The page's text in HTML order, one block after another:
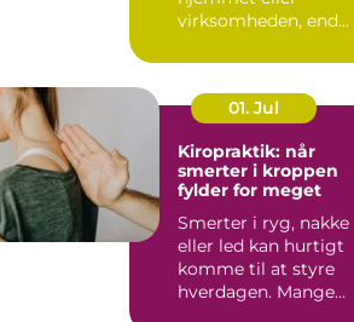
virksomheden, end
Lysindfaldet bliv...
01. Jul
Kiropraktik: når
smerter i kroppen
fylder for meget
Smerter i ryg, nakke
eller led kan hurtigt
komme til at styre
hverdagen. Mange